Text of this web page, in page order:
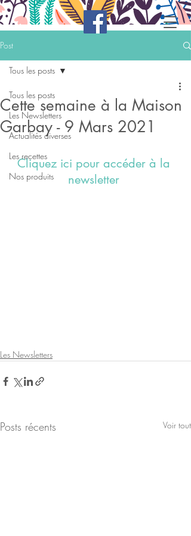
Post
Tous les posts
Les Newsletters
Actualités diverses
Les recettes
Nos produits
Tous les posts
Cette semaine à la Maison
Garbay - 9 Mars 2021
Cliquez ici pour accéder à la
newsletter
Les Newsletters
Posts récents Voir tout